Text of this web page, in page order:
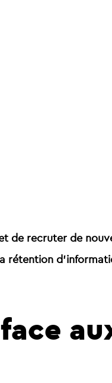
de recruter de
rétention